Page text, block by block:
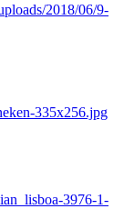
2018/06/9-
335x256.jpg
3976-1-